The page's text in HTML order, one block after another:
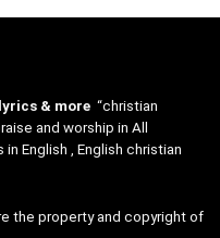
& more “christian
and worship in All
English , English christian
the property and copyright of